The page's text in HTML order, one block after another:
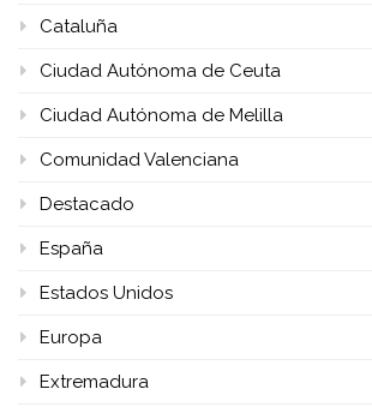
Cataluña
Ciudad Autónoma de Ceuta
Ciudad Autónoma de Melilla
Comunidad Valenciana
Destacado
España
Estados Unidos
Europa
Extremadura